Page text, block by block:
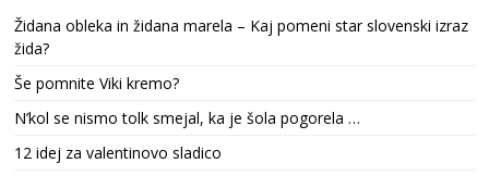
Židana obleka in židana marela – Kaj pomeni star slovenski izraz
žida?
Še pomnite Viki kremo?
N’kol se nismo tolk smejal, ka je šola pogorela …
12 idej za valentinovo sladico